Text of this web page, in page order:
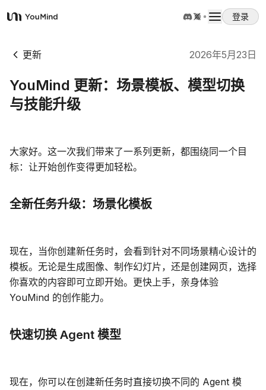
YouMind
登录
概览
使用案例
提示词
定价
下载
博客
更新 2026年5月23日
YouMind 更新：场景模板、模型切换
与技能升级
大家好。这一次我们带来了一系列更新，都围绕同一个目
标：让开始创作变得更加轻松。
全新任务升级：场景化模板
现在，当你创建新任务时，会看到针对不同场景精心设计的
模板。无论是生成图像、制作幻灯片，还是创建网页，选择
你喜欢的内容即可立即开始。更快上手，亲身体验
YouMind 的创作能力。
快速切换 Agent 模型
现在，你可以在创建新任务时直接切换不同的 Agent 模